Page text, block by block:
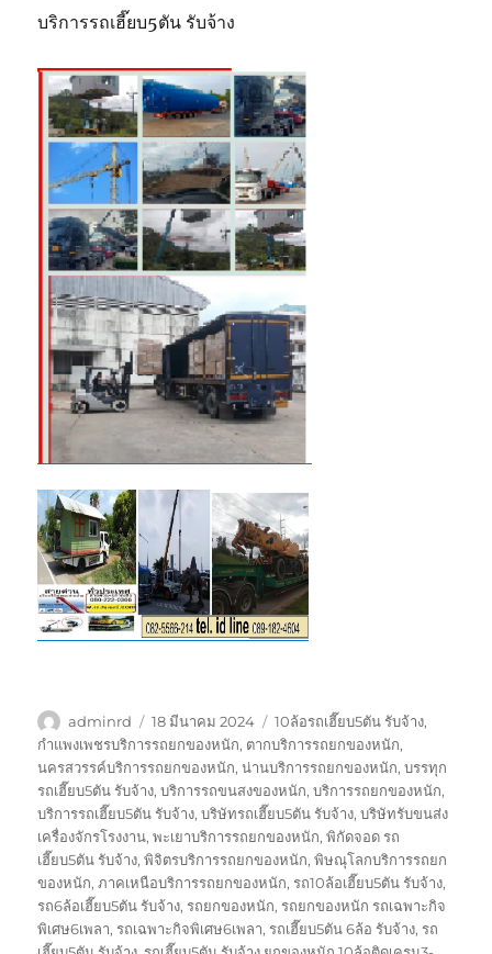
บริการรถเฮี๊ยบ5ตัน รับจ้าง
ผู้
เขียน
adminrd
เขียน
เมื่อ
18 มีนาคม 2024
ป้าย
กำกับ
10ล้อรถเฮี๊ยบ5ตัน รับจ้าง,
กำแพงเพชรบริการรถยกของหนัก, ตากบริการรถยกของหนัก,
นครสวรรค์บริการรถยกของหนัก,น่านบริการรถยกของหนัก,บรรทุก
รถเฮี๊ยบ5ตัน รับจ้าง,บริการรถขนสงของหนัก,บริการรถยกของหนัก,
บริการรถเฮี๊ยบ5ตัน รับจ้าง,บริษัทรถเฮี๊ยบ5ตัน รับจ้าง,บริษัทรับขนส่ง
เครื่องจักรโรงงาน,พะเยาบริการรถยกของหนัก,พิกัดจอด รถ
เฮี๊ยบ5ตัน รับจ้าง,พิจิตรบริการรถยกของหนัก,พิษณุโลกบริการรถยก
ของหนัก,ภาคเหนือบริการรถยกของหนัก,รถ10ล้อเฮี๊ยบ5ตัน รับจ้าง,
รถ6ล้อเฮี๊ยบ5ตัน รับจ้าง,รถยกของหนัก,รถยกของหนัก รถเฉพาะกิจ
พิเศษ6เพลา,รถเฉพาะกิจพิเศษ6เพลา,รถเฮี๊ยบ5ตัน 6ล้อ รับจ้าง,รถ